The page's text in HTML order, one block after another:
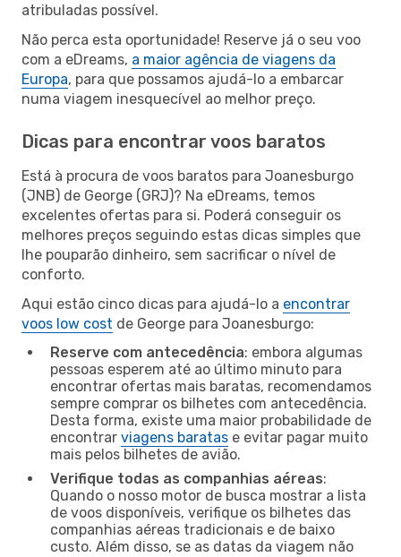
atribuladas possível.
Não perca esta oportunidade! Reserve já o seu voo
com a eDreams, a maior agência de viagens da
Europa, para que possamos ajudá-lo a embarcar
numa viagem inesquecível ao melhor preço.
Dicas para encontrar voos baratos
Está à procura de voos baratos para Joanesburgo
(JNB) de George (GRJ)? Na eDreams, temos
excelentes ofertas para si. Poderá conseguir os
melhores preços seguindo estas dicas simples que
lhe pouparão dinheiro, sem sacrificar o nível de
conforto.
Aqui estão cinco dicas para ajudá-lo a encontrar
voos low cost de George para Joanesburgo:
Reserve com antecedência: embora algumas
pessoas esperem até ao último minuto para
encontrar ofertas mais baratas, recomendamos
sempre comprar os bilhetes com antecedência.
Desta forma, existe uma maior probabilidade de
encontrar viagens baratas e evitar pagar muito
mais pelos bilhetes de avião.
Verifique todas as companhias aéreas:
Quando o nosso motor de busca mostrar a lista
de voos disponíveis, verifique os bilhetes das
companhias aéreas tradicionais e de baixo
custo. Além disso, se as datas da viagem não